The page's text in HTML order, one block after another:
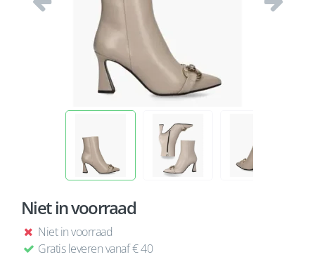
Vorige
Niet in voorraad
Niet in voorraad
Gratis leveren vanaf € 40